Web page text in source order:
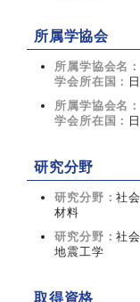
所属学協会
所属学協会名：
学会所在国：
所属学協会名：
学会所在国：
研究分野
研究分野：社
材料
研究分野：社
地震工学
取得資格